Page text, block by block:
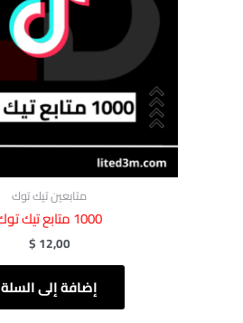
متابعين تيك توك
1000 متابع تيك توك
$12,00
إضافة إلى السلة